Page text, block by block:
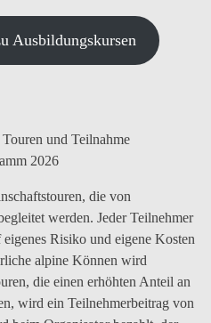
Ausbildungskursen
und Teilnahme
2026
die von
werden. Jeder Teilnehmer
Risiko und eigene Kosten
alpine Können wird
die einen erhöhten Anteil an
wird ein Teilnehmerbeitrag von